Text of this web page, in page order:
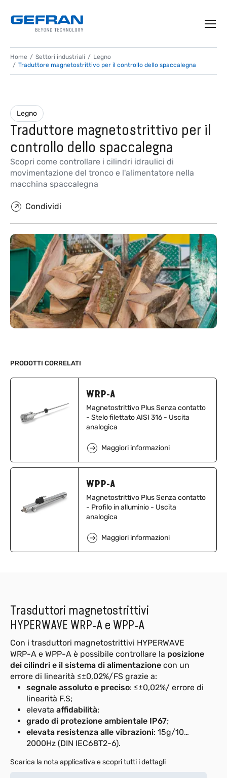
Home Settori industriali
Legno
Traduttore magnetostrittivo per il controllo dello spaccalegna
Legno
Traduttore magnetostrittivo per il
controllo dello spaccalegna
Scopri come controllare i cilindri idraulici di
movimentazione del tronco e l'alimentatore nella
macchina spaccalegna
Condividi
PRODOTTI CORRELATI
WRP-A
Magnetostrittivo Plus Senza contatto
- Stelo filettato AISI 316 - Uscita
analogica
Maggiori informazioni
WPP-A
Magnetostrittivo Plus Senza contatto
- Profilo in alluminio - Uscita
analogica
Maggiori informazioni
Trasduttori magnetostrittivi
HYPERWAVE WRP-A e WPP-A
Con i trasduttori magnetostrittivi HYPERWAVE
WRP-A e WPP-A è possibile controllare la posizione
dei cilindri e il sistema di alimentazione con un
errore di linearità ≤±0,02%/FS grazie a:
segnale assoluto e preciso: ≤±0,02%/ errore di
linearità F.S;
elevata affidabilità;
grado di protezione ambientale IP67;
elevata resistenza alle vibrazioni: 15g/10…
2000Hz (DIN IEC68T2-6).
Scarica la nota applicativa e scopri tutti i dettagli